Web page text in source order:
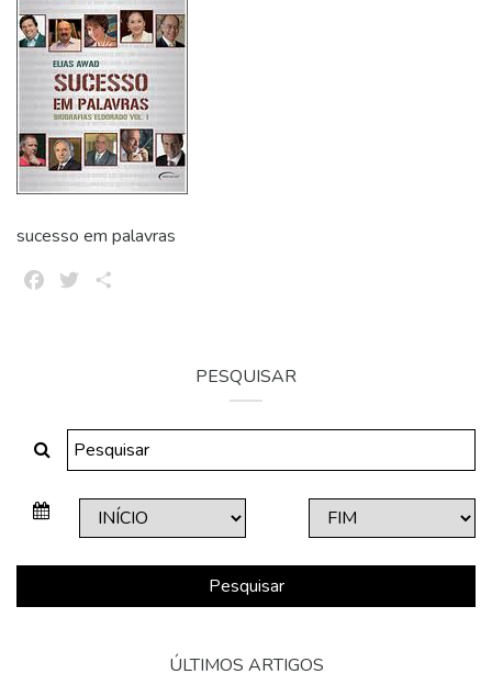
sucesso em palavras
FacebookTwitter
PESQUISAR
Pesquisar
ÚLTIMOS ARTIGOS